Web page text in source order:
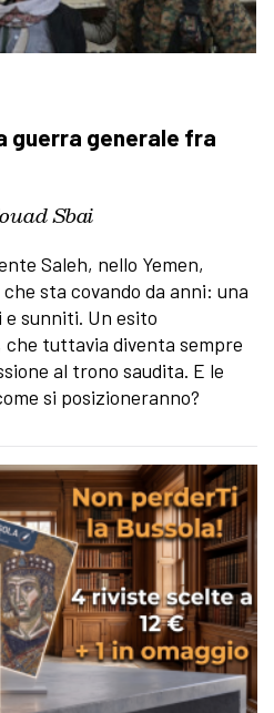
guerra generale fra
Sbai
Saleh, nello Yemen,
sta covando da anni: una
sunniti. Un esito
tuttavia diventa sempre
al trono saudita. E le
si posizioneranno?